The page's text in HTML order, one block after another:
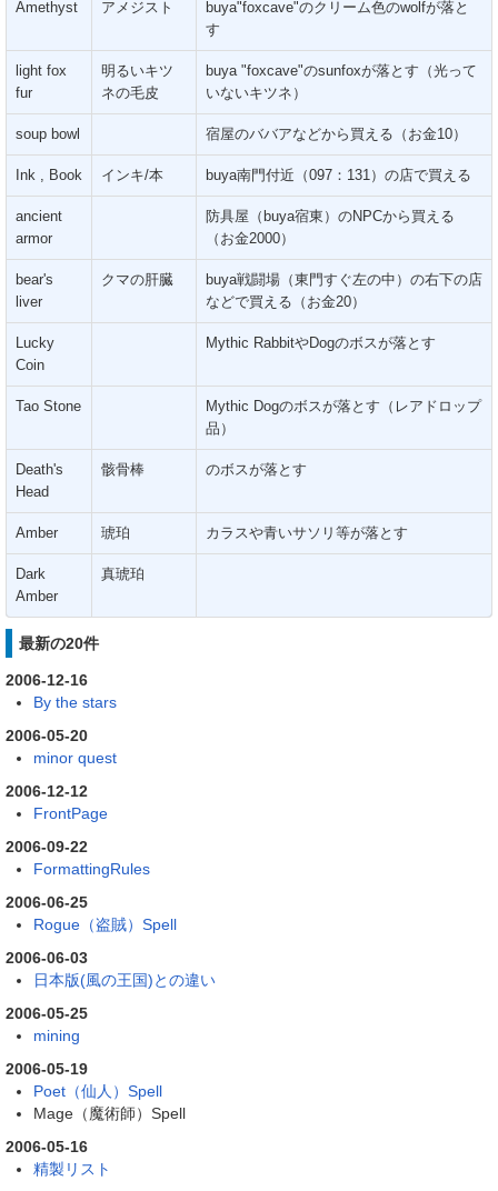
Amethyst アメジスト
buya"foxcave"のクリーム色のwolfが落と
す
light fox
fur
明るいキツ
ネの毛皮
buya "foxcave"のsunfoxが落とす（光って
いないキツネ）
soup bowl 宿屋のババアなどから買える（お金10）
Ink , Book インキ/本 buya南門付近（097：131）の店で買える
ancient
armor
防具屋（buya宿東）のNPCから買える
（お金2000）
bear's
liver
クマの肝臓
buya戦闘場（東門すぐ左の中）の右下の店
などで買える（お金20）
Lucky
Coin
Mythic RabbitやDogのボスが落とす
Tao Stone
Mythic Dogのボスが落とす（レアドロップ
品）
Death's
Head
骸骨棒 のボスが落とす
Amber 琥珀 カラスや青いサソリ等が落とす
Dark
Amber
真琥珀
最新の20件
2006-12-16
By the stars
2006-05-20
minor quest
2006-12-12
FrontPage
2006-09-22
FormattingRules
2006-06-25
Rogue（盗賊）Spell
2006-06-03
日本版(風の王国)との違い
2006-05-25
mining
2006-05-19
Poet（仙人）Spell
Mage（魔術師）Spell
2006-05-16
精製リスト